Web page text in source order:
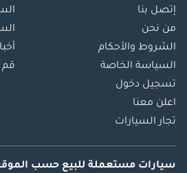
إتصل بنا
من نحن
الشروط والأحكام
السياسة الخاصة
تسجيل دخول
اعلن معنا
تجار السيارات
قم
سيارات مستعملة للبيع حسب